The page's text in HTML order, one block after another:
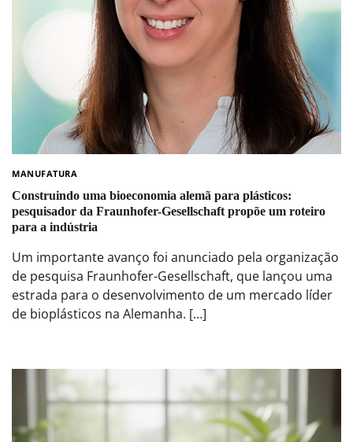
MANUFATURA
Construindo uma bioeconomia alemã para plásticos:
pesquisador da Fraunhofer-Gesellschaft propõe um roteiro
para a indústria
Um importante avanço foi anunciado pela organização
de pesquisa Fraunhofer-Gesellschaft, que lançou uma
estrada para o desenvolvimento de um mercado líder
de bioplásticos na Alemanha. […]